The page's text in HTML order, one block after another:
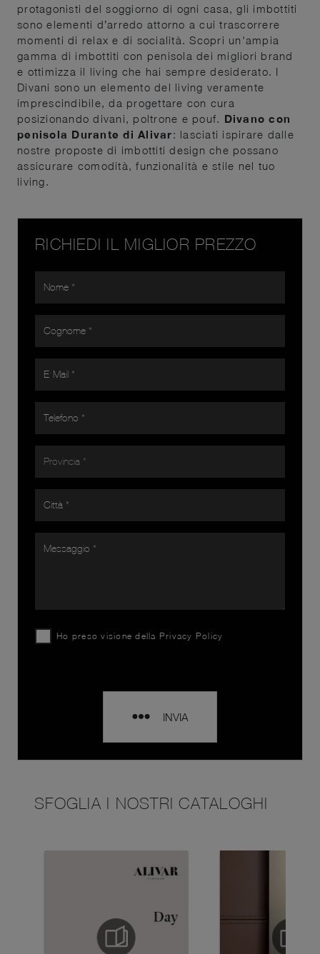
protagonisti del soggiorno di ogni casa, gli imbottiti
sono elementi d’arredo attorno a cui trascorrere
momenti di relax e di socialità. Scopri un'ampia
gamma di imbottiti con penisola dei migliori brand
e ottimizza il living che hai sempre desiderato. I
Divani sono un elemento del living veramente
imprescindibile, da progettare con cura
posizionando divani, poltrone e pouf. Divano con
penisola Durante di Alivar: lasciati ispirare dalle
nostre proposte di imbottiti design che possano
assicurare comodità, funzionalità e stile nel tuo
living.
RICHIEDI IL MIGLIOR PREZZO
Ho preso visione della Privacy Policy
INVIA
SFOGLIA I NOSTRI CATALOGHI